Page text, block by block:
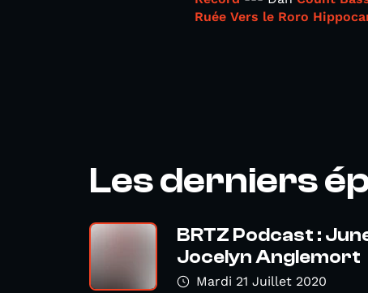
Ruée Vers le Roro
Les derniers
BRTZ Podcast :
Jocelyn Anglemort
Mardi 21 Juillet 2020